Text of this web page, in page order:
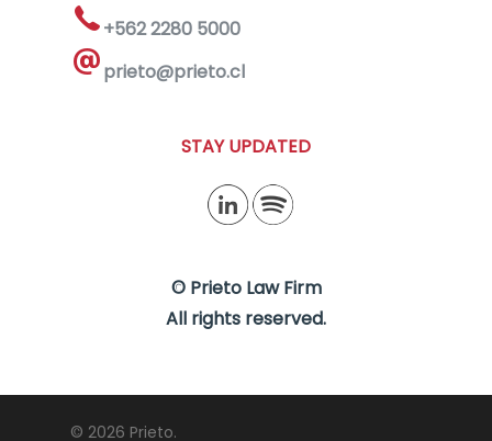
+562 2280 5000
prieto@prieto.cl
STAY UPDATED
© Prieto Law Firm
All rights reserved.
© 2026 Prieto.